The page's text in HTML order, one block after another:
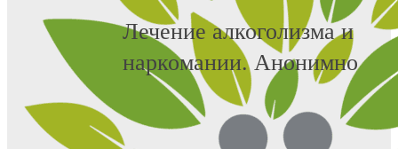
Лечение алкоголизма и
наркомании. Анонимно